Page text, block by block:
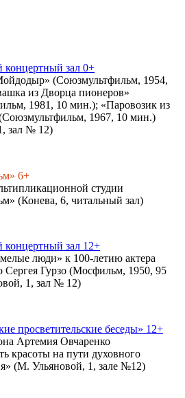
концертный зал 0+
(Союзмультфильм, 1954,
из Дворца пионеров»
1981, 10 мин.); «Паровозик из
1967, 10 мин.)
зал № 12)
6+
студии
(Конева, 6, читальный зал)
концертный зал 12+
люди» к 100-летию актера
Сергея Гурзо (Мосфильм, 1950, 95
1, зал № 12)
просветительские беседы» 12+
Артемия Овчаренко
красоты на пути духовного
(М. Ульяновой, 1, зале №12)